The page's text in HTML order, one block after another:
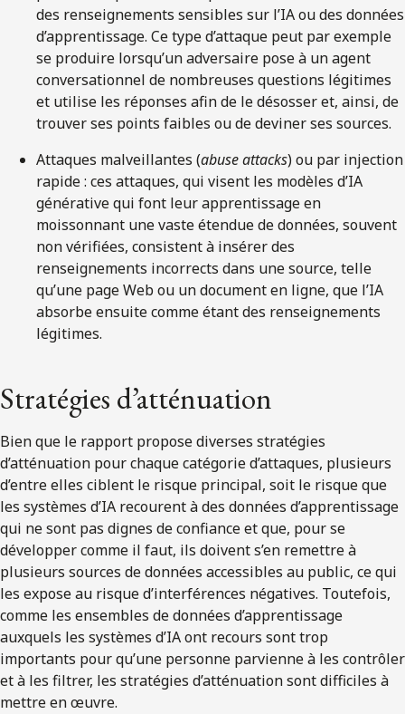
des renseignements sensibles sur l’IA ou des données
d’apprentissage. Ce type d’attaque peut par exemple
se produire lorsqu’un adversaire pose à un agent
conversationnel de nombreuses questions légitimes
et utilise les réponses afin de le désosser et, ainsi, de
trouver ses points faibles ou de deviner ses sources.
Attaques malveillantes (abuse attacks) ou par injection
rapide : ces attaques, qui visent les modèles d’IA
générative qui font leur apprentissage en
moissonnant une vaste étendue de données, souvent
non vérifiées, consistent à insérer des
renseignements incorrects dans une source, telle
qu’une page Web ou un document en ligne, que l’IA
absorbe ensuite comme étant des renseignements
légitimes.
Stratégies d’atténuation
Bien que le rapport propose diverses stratégies
d’atténuation pour chaque catégorie d’attaques, plusieurs
d’entre elles ciblent le risque principal, soit le risque que
les systèmes d’IA recourent à des données d’apprentissage
qui ne sont pas dignes de confiance et que, pour se
développer comme il faut, ils doivent s’en remettre à
plusieurs sources de données accessibles au public, ce qui
les expose au risque d’interférences négatives. Toutefois,
comme les ensembles de données d’apprentissage
auxquels les systèmes d’IA ont recours sont trop
importants pour qu’une personne parvienne à les contrôler
et à les filtrer, les stratégies d’atténuation sont difficiles à
mettre en œuvre.